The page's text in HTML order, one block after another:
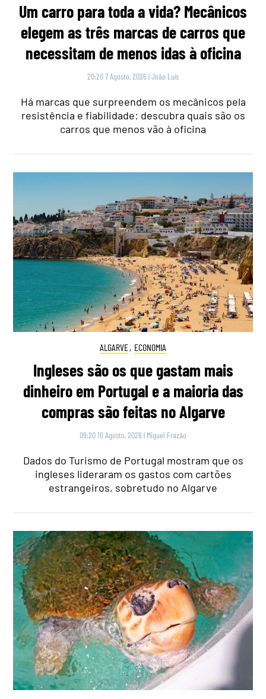
Um carro para toda a vida? Mecânicos
elegem as três marcas de carros que
necessitam de menos idas à oficina
20:20 7 Agosto, 2026 |João Luís
Há marcas que surpreendem os mecânicos pela
resistência e fiabilidade: descubra quais são os
carros que menos vão à oficina
ALGARVE, ECONOMIA
Ingleses são os que gastam mais
dinheiro em Portugal e a maioria das
compras são feitas no Algarve
09:20 10 Agosto, 2026 | Miguel Frazão
Dados do Turismo de Portugal mostram que os
ingleses lideraram os gastos com cartões
estrangeiros, sobretudo no Algarve